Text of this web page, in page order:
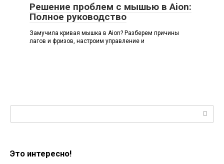
Решение проблем с мышью в Aion:
Полное руководство
Замучила кривая мышка в Aion? Разберем причины
лагов и фризов, настроим управление и
Это интересно!